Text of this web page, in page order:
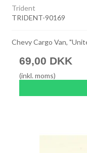
Trident
TRIDENT-90169
Chevy Cargo Van,
69,00 DKK
(inkl. moms)